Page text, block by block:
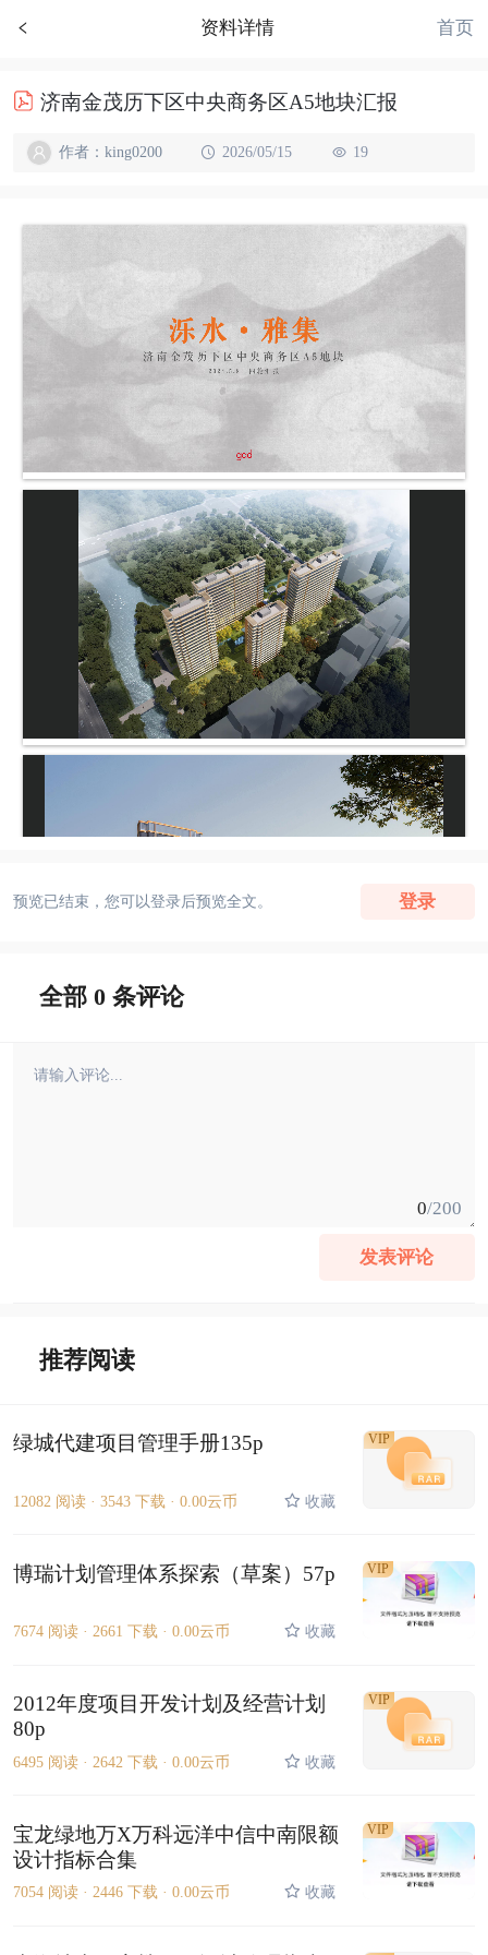
资料详情 首页
济南金茂历下区中央商务区A5地块汇报
作者：king0200 2026/05/15 19
预览已结束，您可以登录后预览全文。 登录
全部 0 条评论
0/200
发表评论
推荐阅读
绿城代建项目管理手册135p
12082 阅读 · 3543 下载 · 0.00云币 收藏
VIP
博瑞计划管理体系探索（草案）57p
7674 阅读 · 2661 下载 · 0.00云币 收藏
VIP
2012年度项目开发计划及经营计划
80p
6495 阅读 · 2642 下载 · 0.00云币 收藏
VIP
宝龙绿地万X万科远洋中信中南限额
设计指标合集
7054 阅读 · 2446 下载 · 0.00云币 收藏
VIP